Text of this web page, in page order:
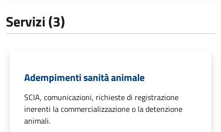
Servizi (3)
Adempimenti sanità animale
SCIA, comunicazioni, richieste di registrazione
inerenti la commercializzazione o la detenzione
animali.